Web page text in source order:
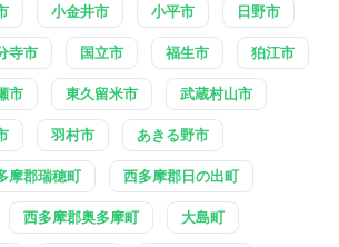
小金井市 小平市 日野市
寺市 国立市 福生市 狛江市
市 東久留米市 武蔵村山市
羽村市 あきる野市
摩郡瑞穂町 西多摩郡日の出町
西多摩郡奥多摩町 大島町